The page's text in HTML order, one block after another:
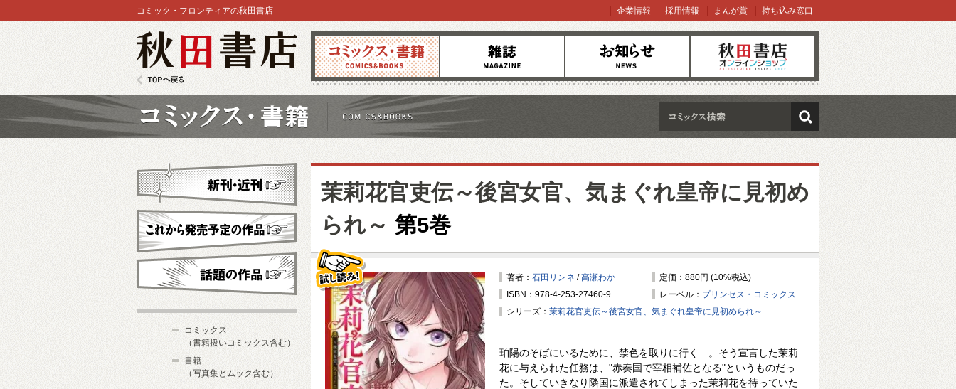
コミックス 雑誌 お知らせ オンラインショップ
コミック・フロンティアの秋田書店 企業情報 採用情報 まんが賞 持ち込み窓口
検索
茉莉花官吏伝～後宮女官、気まぐれ皇帝に見初め
られ～ 第5巻
著者： 石田リンネ /高瀬わか
定価：880円 (10%税込)
ISBN：978-4-253-27460-9
レーベル： プリンセス・コミックス
シリーズ： 茉莉花官吏伝～後宮女官、気まぐれ皇帝に見初められ～
珀陽のそばにいるために、禁色を取りに行く…。そう宣言した茉莉
花に与えられた任務は、"赤奏国で宰相補佐となる"というものだっ
た。そしていきなり隣国に派遣されてしまった茉莉花を待っていた
試し読み！
新刊・近刊
これから発売予定
コミックス
（書籍扱いコミックス含む）
書籍
（写真集とムック含む）